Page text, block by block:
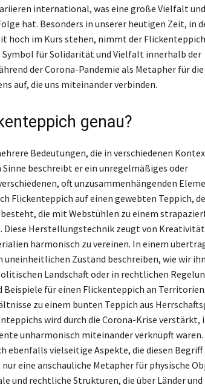
international, was eine große Vielfalt und
hat. Besonders in unserer heutigen Zeit, in
hoch im Kurs stehen, nimmt der
Symbol für Solidarität und Vielfalt innerhalb der
der Corona-Pandemie als Metapher für die
auf, die uns miteinander verbinden.
genau?
Bedeutungen, die in verschiedenen
beschreibt er ein unregelmäßiges oder
oft unzusammenhängenden
Flickenteppich auf einen gewebten Teppich,
die mit Webstühlen zu einem
Diese Herstellungstechnik zeugt von Kreativität
harmonisch zu vereinen. In einem
uneinheitlichen Zustand beschreiben, wie wir ihn
Landschaft oder in rechtlichen
Beispiele für einen Flickenteppich an
zu einem bunten Teppich aus
wird durch die Corona-Krise verstärkt,
unharmonisch miteinander verknüpft waren.
ebenfalls vielseitige Aspekte, die diesen Begriff
eine anschauliche Metapher für physische
und rechtliche Strukturen, die über Länder